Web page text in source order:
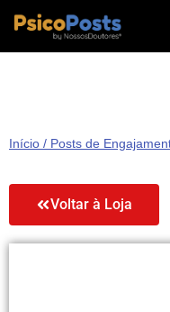
Pular
Início / Posts de
Voltar à Loja